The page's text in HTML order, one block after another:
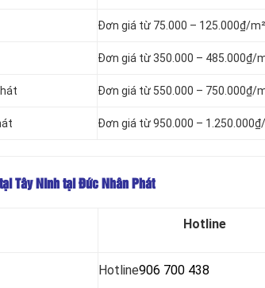
Đơn giá từ 75.000 – 125.000₫/m²
Đơn giá từ 350.000 – 485.000₫/
Đơn giá từ 550.000 – 750.000₫/
Đơn giá từ 950.000 –
Tây Ninh tại Đức Nhân Phát
Hotline
Hotline906 700 438